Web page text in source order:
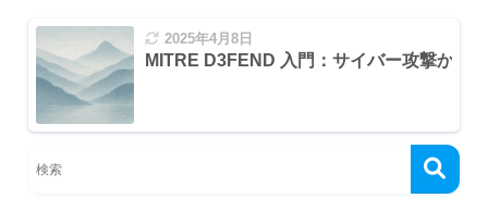
2025年4月8日
MITRE D3FEND 入門：サイバー攻撃から